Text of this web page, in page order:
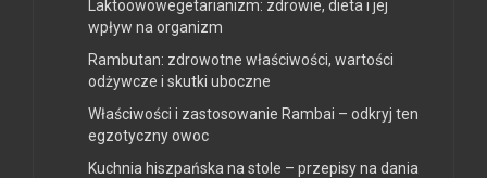
Laktoowowegetarianizm: zdrowie, dieta i jej
wpływ na organizm
Rambutan: zdrowotne właściwości, wartości
odżywcze i skutki uboczne
Właściwości i zastosowanie Rambai – odkryj ten
egzotyczny owoc
Kuchnia hiszpańska na stole – przepisy na dania